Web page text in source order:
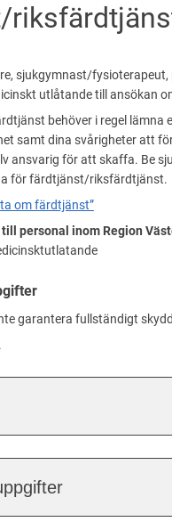
sjukgymnast/
utlåtande till ansökan
behöver i regel lämna
samt dina svårigheter att
ansvarig för att skaffa. Be
för färdtjänst/riksfärdtjänst.
om färdtjänst”
personal inom Region
garantera fullständigt